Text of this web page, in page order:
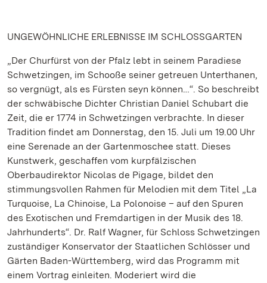
UNGEWÖHNLICHE ERLEBNISSE IM SCHLOSSGARTEN
„Der Churfürst von der Pfalz lebt in seinem Paradiese
Schwetzingen, im Schooße seiner getreuen Unterthanen,
so vergnügt, als es Fürsten seyn können…“. So beschreibt
der schwäbische Dichter Christian Daniel Schubart die
Zeit, die er 1774 in Schwetzingen verbrachte. In dieser
Tradition findet am Donnerstag, den 15. Juli um 19.00 Uhr
eine Serenade an der Gartenmoschee statt. Dieses
Kunstwerk, geschaffen vom kurpfälzischen
Oberbaudirektor Nicolas de Pigage, bildet den
stimmungsvollen Rahmen für Melodien mit dem Titel „La
Turquoise, La Chinoise, La Polonoise – auf den Spuren
des Exotischen und Fremdartigen in der Musik des 18.
Jahrhunderts“. Dr. Ralf Wagner, für Schloss Schwetzingen
zuständiger Konservator der Staatlichen Schlösser und
Gärten Baden-Württemberg, wird das Programm mit
einem Vortrag einleiten. Moderiert wird die